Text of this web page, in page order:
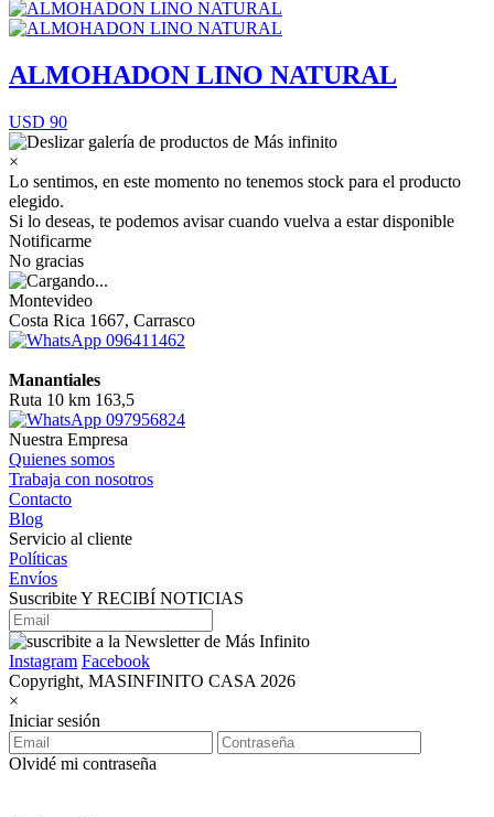
ALMOHADON LINO NATURAL
USD 90
×
Lo sentimos, en este momento no tenemos stock para el producto
elegido.
Si lo deseas, te podemos avisar cuando vuelva a estar disponible
Notificarme
No gracias
Montevideo
Costa Rica 1667, Carrasco
096411462
Manantiales
Ruta 10 km 163,5
097956824
Nuestra Empresa
Quienes somos
Trabaja con nosotros
Contacto
Blog
Servicio al cliente
Políticas
Envíos
Suscribite Y RECIBÍ NOTICIAS
Instagram Facebook
Copyright, MASINFINITO CASA 2026
×
Iniciar sesión
Olvidé mi contraseña